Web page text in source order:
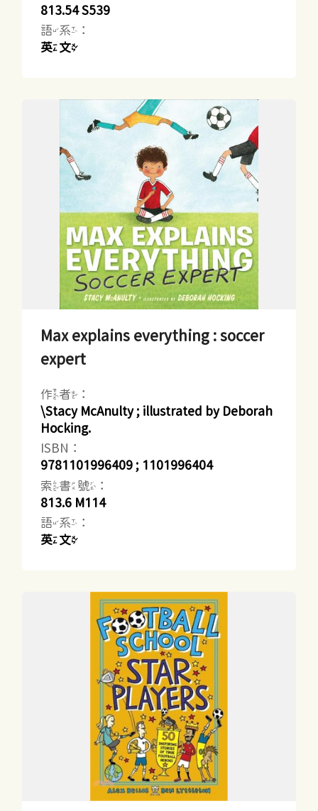
813.54 S539
語系：
英文
Max explains everything : soccer
expert
作者：
\Stacy McAnulty ; illustrated by Deborah
Hocking.
ISBN：
9781101996409 ; 1101996404
索書號：
813.6 M114
語系：
英文